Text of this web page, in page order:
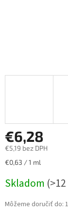
€6,28
€5,19 bez DPH
Jednotková
€0,63 / 1 ml
Skladom
Môžeme doručiť do: